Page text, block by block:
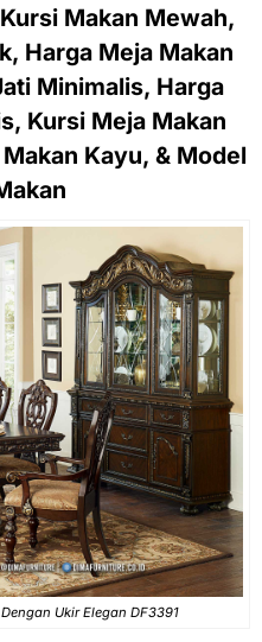
Makan Mewah,
Harga Meja Makan
Minimalis, Harga
Kursi Meja Makan
Kayu, & Model
Ukir Elegan DF3391